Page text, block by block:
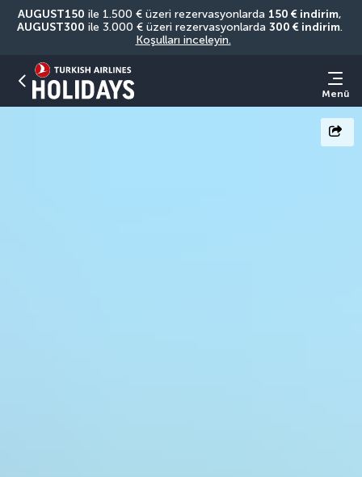
AUGUST150 ile 1.500 € üzeri rezervasyonlarda 150 € indirim
AUGUST300 ile 3.000 € üzeri rezervasyonlarda 300 € indirim
Koşulları inceleyin.
Menü